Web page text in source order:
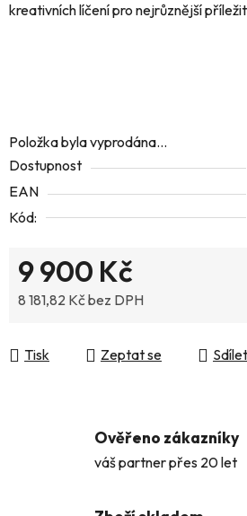
kreativních líčení pro nejrůznější
Položka byla vyprodána…
Dostupnost
EAN
Kód:
9 900 Kč
8 181,82 Kč bez DPH
Tisk
Zeptat se Sdílet
Ověřeno zákazníky
váš partner přes 20 let